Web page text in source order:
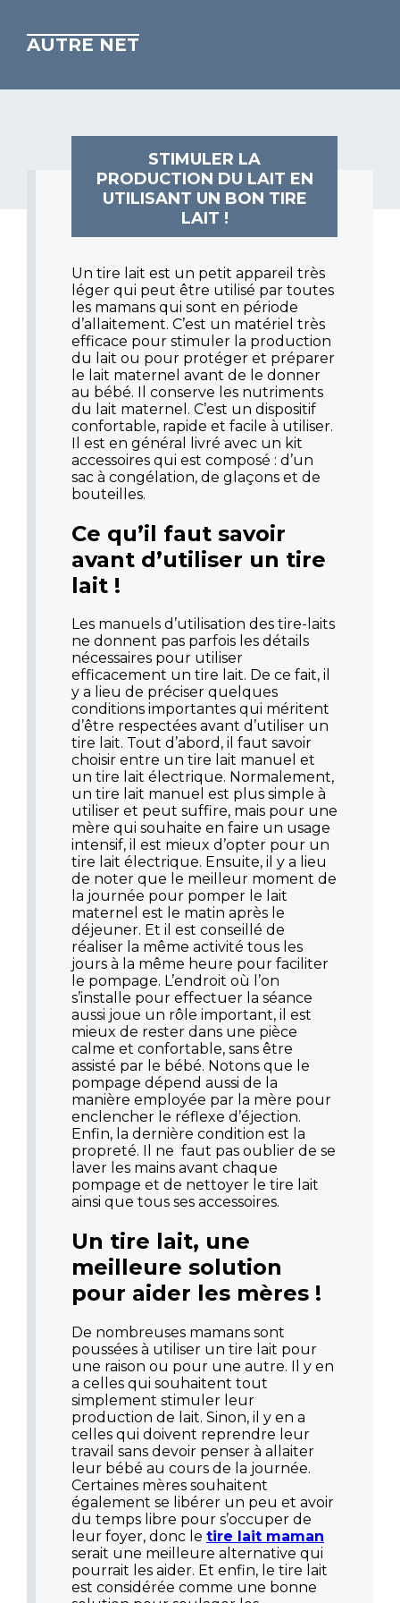
AUTRE NET
STIMULER LA
PRODUCTION DU LAIT EN
UTILISANT UN BON TIRE
LAIT !
Un tire lait est un petit appareil très
léger qui peut être utilisé par toutes
les mamans qui sont en période
d’allaitement. C’est un matériel très
efficace pour stimuler la production
du lait ou pour protéger et préparer
le lait maternel avant de le donner
au bébé. Il conserve les nutriments
du lait maternel. C’est un dispositif
confortable, rapide et facile à utiliser.
Il est en général livré avec un kit
accessoires qui est composé : d’un
sac à congélation, de glaçons et de
bouteilles.
Ce qu’il faut savoir
avant d’utiliser un tire
lait !
Les manuels d’utilisation des tire-laits
ne donnent pas parfois les détails
nécessaires pour utiliser
efficacement un tire lait. De ce fait, il
y a lieu de préciser quelques
conditions importantes qui méritent
d’être respectées avant d’utiliser un
tire lait. Tout d’abord, il faut savoir
choisir entre un tire lait manuel et
un tire lait électrique. Normalement,
un tire lait manuel est plus simple à
utiliser et peut suffire, mais pour une
mère qui souhaite en faire un usage
intensif, il est mieux d’opter pour un
tire lait électrique. Ensuite, il y a lieu
de noter que le meilleur moment de
la journée pour pomper le lait
maternel est le matin après le
déjeuner. Et il est conseillé de
réaliser la même activité tous les
jours à la même heure pour faciliter
le pompage. L’endroit où l’on
s’installe pour effectuer la séance
aussi joue un rôle important, il est
mieux de rester dans une pièce
calme et confortable, sans être
assisté par le bébé. Notons que le
pompage dépend aussi de la
manière employée par la mère pour
enclencher le réflexe d’éjection.
Enfin, la dernière condition est la
propreté. Il ne faut pas oublier de se
laver les mains avant chaque
pompage et de nettoyer le tire lait
ainsi que tous ses accessoires.
Un tire lait, une
meilleure solution
pour aider les mères !
De nombreuses mamans sont
poussées à utiliser un tire lait pour
une raison ou pour une autre. Il y en
a celles qui souhaitent tout
simplement stimuler leur
production de lait. Sinon, il y en a
celles qui doivent reprendre leur
travail sans devoir penser à allaiter
leur bébé au cours de la journée.
Certaines mères souhaitent
également se libérer un peu et avoir
du temps libre pour s’occuper de
leur foyer, donc le tire lait maman
serait une meilleure alternative qui
pourrait les aider. Et enfin, le tire lait
est considérée comme une bonne